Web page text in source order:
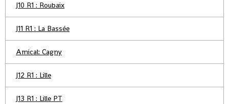
J10 R1 : Roubaix
J11 R1 : La Bassée
Amical: Cagny
J12 R1 : Lille
J13 R1 : Lille PT